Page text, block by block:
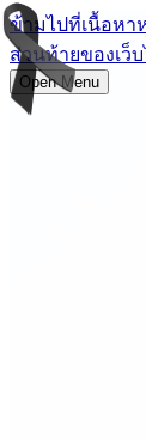
ข้ามไปที่เนื้อหา
ส่วนท้ายของเว็
Open Menu